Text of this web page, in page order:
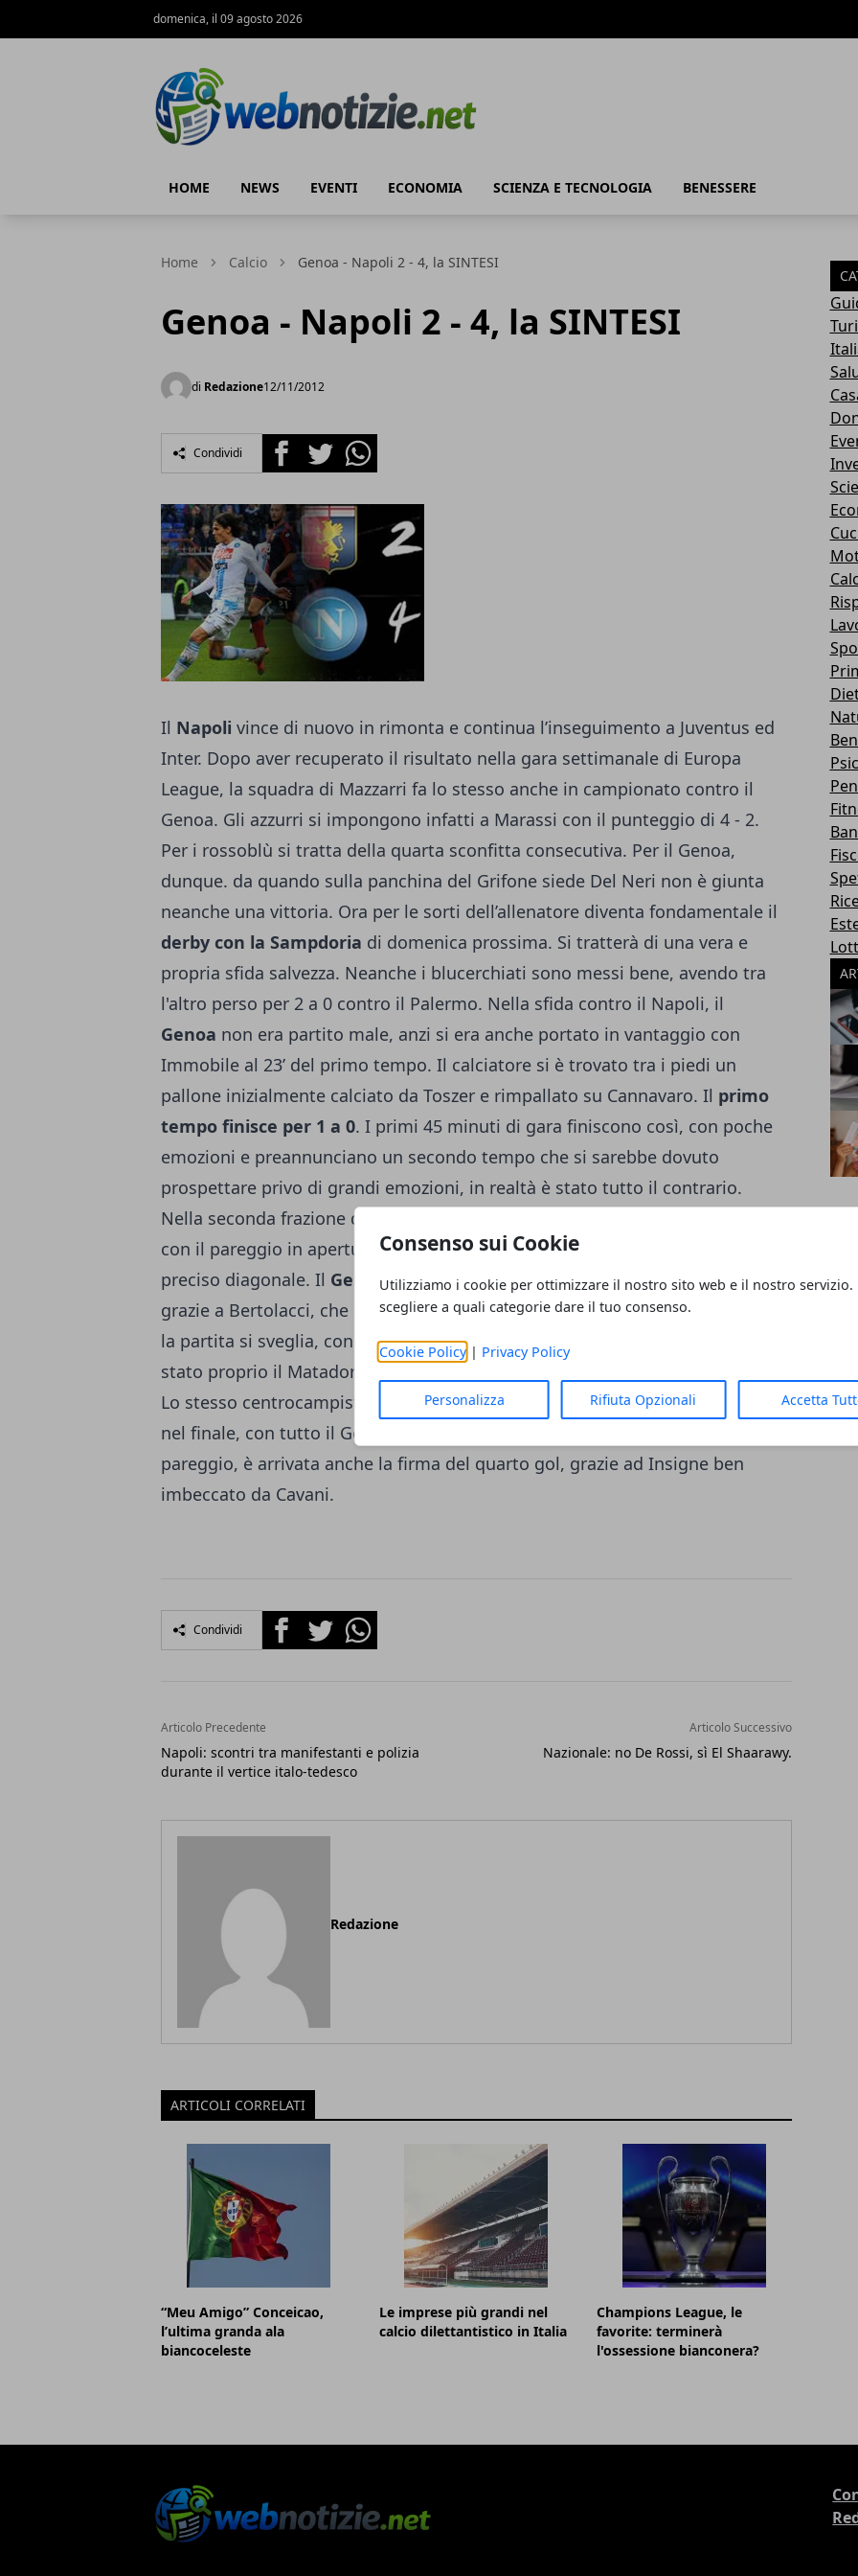
Consenso sui Cookie
Utilizziamo i cookie per ottimizzare il nostro sito web e il nostro servizio.
scegliere a quali categorie dare il tuo consenso.
Cookie Policy| Privacy Policy
Personalizza Rifiuta Opzionali Accetta
domenica, il 09 agosto 2026
HOME NEWS EVENTI ECONOMIA SCIENZA E TECNOLOGIA BENESSERE
Home Calcio Genoa - Napoli 2 - 4, la SINTESI
Genoa - Napoli 2 - 4, la SINTESI
di Redazione12/11/2012
Condividi FacebookTwitterWhatsapp
Il Napoli vince di nuovo in rimonta e continua l’inseguimento a Juventus ed
Inter. Dopo aver recuperato il risultato nella gara settimanale di Europa
League, la squadra di Mazzarri fa lo stesso anche in campionato contro il
Genoa. Gli azzurri si impongono infatti a Marassi con il punteggio di 4 - 2.
Per i rossoblù si tratta della quarta sconfitta consecutiva. Per il Genoa,
dunque. da quando sulla panchina del Grifone siede Del Neri non è giunta
neanche una vittoria. Ora per le sorti dell’allenatore diventa fondamentale il
derby con la Sampdoria di domenica prossima. Si tratterà di una vera e
propria sfida salvezza. Neanche i blucerchiati sono messi bene, avendo tra
l'altro perso per 2 a 0 contro il Palermo. Nella sfida contro il Napoli, il
Genoa non era partito male, anzi si era anche portato in vantaggio con
Immobile al 23’ del primo tempo. Il calciatore si è trovato tra i piedi un
pallone inizialmente calciato da Toszer e rimpallato su Cannavaro. Il primo
tempo finisce per 1 a 0. I primi 45 minuti di gara finiscono così, con poche
emozioni e preannunciano un secondo tempo che si sarebbe dovuto
prospettare privo di grandi emozioni, in realtà è stato tutto il contrario.
Nella seconda frazione di gara è infatti arrivata la reazione dei partenopei
con il pareggio in apertura di Mesto, ex della gara, che infila Frey con un
preciso diagonale. Il Genoa non ha subito il colpo ed anzi torna in avanti
grazie a Bertolacci, che mette in gol da pochi metri. Nell’ultimo quarto d’ora
la partita si sveglia, con la rimonta napoletana guidata dal solito Cavani. È
stato proprio il Matador a siglare la rete del pareggio su assist di Hamsik.
Lo stesso centrocampista azzurro poi ha segnato di testa il punto del 3 a 2 e
nel finale, con tutto il Genoa sbilanciato in avanti alla ricerca disperata del
pareggio, è arrivata anche la firma del quarto gol, grazie ad Insigne ben
imbeccato da Cavani.
Condividi FacebookTwitterWhatsapp
Articolo Precedente
Napoli: scontri tra manifestanti e polizia
durante il vertice italo-tedesco
Articolo Successivo
Nazionale: no De Rossi, sì El Shaarawy.
Redazione
ARTICOLI CORRELATI
“Meu Amigo” Conceicao,
l’ultima granda ala
biancoceleste
Le imprese più grandi nel
calcio dilettantistico in Italia
Champions League, le
favorite: terminerà
l'ossessione bianconera?